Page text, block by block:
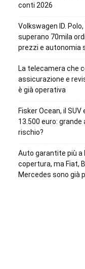
conti 2026
Volkswagen ID.
superano 70mila
prezzi e autonomia
La telecamera che
assicurazione e
è già operativa
Fisker Ocean, il
13.500 euro:
rischio?
Auto garantite più a
copertura, ma Fiat,
Mercedes sono già